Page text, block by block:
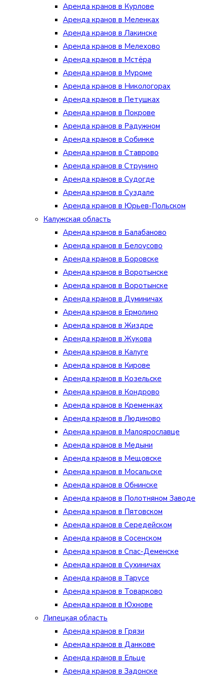
Аренда кранов в Курлове
Аренда кранов в Меленках
Аренда кранов в Лакинске
Аренда кранов в Мелехово
Аренда кранов в Мстёра
Аренда кранов в Муроме
Аренда кранов в Никологорах
Аренда кранов в Петушках
Аренда кранов в Покрове
Аренда кранов в Радужном
Аренда кранов в Собинке
Аренда кранов в Ставрово
Аренда кранов в Струнино
Аренда кранов в Судогде
Аренда кранов в Суздале
Аренда кранов в Юрьев-Польском
Калужская область
Аренда кранов в Балабаново
Аренда кранов в Белоусово
Аренда кранов в Боровске
Аренда кранов в Воротынске
Аренда кранов в Воротынске
Аренда кранов в Думиничах
Аренда кранов в Ермолино
Аренда кранов в Жиздре
Аренда кранов в Жукова
Аренда кранов в Калуге
Аренда кранов в Кирове
Аренда кранов в Козельске
Аренда кранов в Кондрово
Аренда кранов в Кременках
Аренда кранов в Людиново
Аренда кранов в Малоярославце
Аренда кранов в Медыни
Аренда кранов в Мещовске
Аренда кранов в Мосальске
Аренда кранов в Обнинске
Аренда кранов в Полотняном Заводе
Аренда кранов в Пятовском
Аренда кранов в Середейском
Аренда кранов в Сосенском
Аренда кранов в Спас-Деменске
Аренда кранов в Сухиничах
Аренда кранов в Тарусе
Аренда кранов в Товарково
Аренда кранов в Юхнове
Липецкая область
Аренда кранов в Грязи
Аренда кранов в Данкове
Аренда кранов в Ельце
Аренда кранов в Задонске